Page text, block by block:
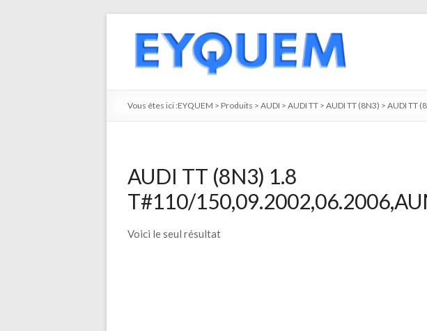
Vous êtes ici :EYQUEM > Produits > AUDI > AUDI TT > AUDI TT (8N3) > AUDI TT
AUDI TT (8N3) 1.8
T#110/
Voici le seul résultat